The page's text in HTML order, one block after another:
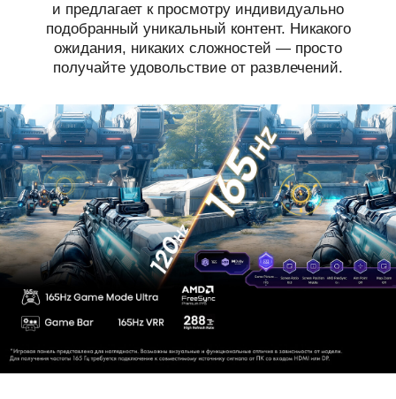
и предлагает к просмотру индивидуально
подобранный уникальный контент. Никакого
ожидания, никаких сложностей — просто
получайте удовольствие от развлечений.